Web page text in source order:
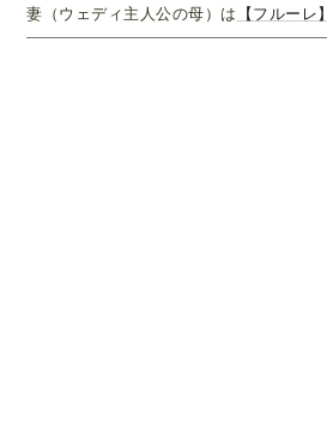
妻（ウェディ主人公の母）は
【フルーレ】